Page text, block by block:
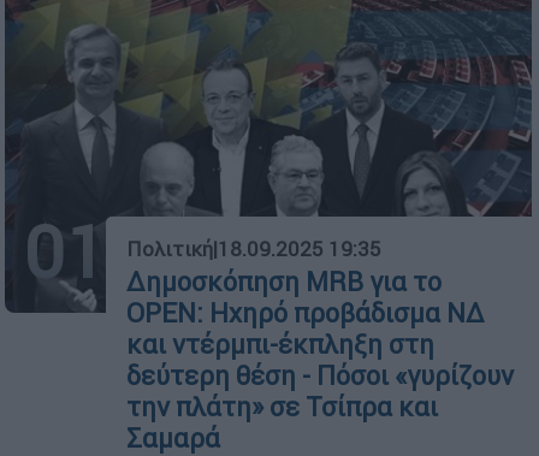
01 Πολιτική|18.09.2025 19:35
Δημοσκόπηση MRB για το
OPEN: Ηχηρό προβάδισμα ΝΔ
και ντέρμπι-έκπληξη στη
δεύτερη θέση - Πόσοι «γυρίζουν
την πλάτη» σε Τσίπρα και
Σαμαρά